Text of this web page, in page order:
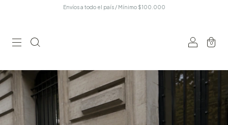
Envíos a todo el país / Mínimo $100.000
0